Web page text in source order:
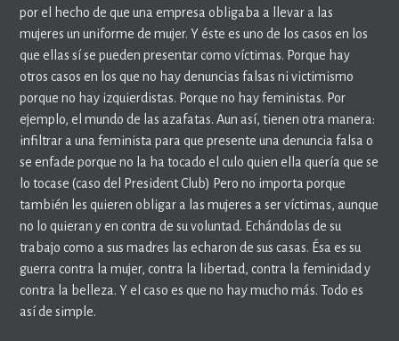
por el hecho de que una empresa obligaba a llevar a las
mujeres un uniforme de mujer. Y éste es uno de los casos en los
que ellas sí se pueden presentar como víctimas. Porque hay
otros casos en los que no hay denuncias falsas ni victimismo
porque no hay izquierdistas. Porque no hay feministas. Por
ejemplo, el mundo de las azafatas. Aun así, tienen otra manera:
infiltrar a una feminista para que presente una denuncia falsa o
se enfade porque no la ha tocado el culo quien ella quería que se
lo tocase (caso del President Club) Pero no importa porque
también les quieren obligar a las mujeres a ser víctimas, aunque
no lo quieran y en contra de su voluntad. Echándolas de su
trabajo como a sus madres las echaron de sus casas. Ésa es su
guerra contra la mujer, contra la libertad, contra la feminidad y
contra la belleza. Y el caso es que no hay mucho más. Todo es
así de simple.